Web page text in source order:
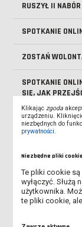
RUSZYŁ II
SPOTKANIE
ZOSTAŃ
SPOTKANIE
SIĘ, JAK
TRWA
UROCZYSTE
TECHNOLOGII
Klikajączgoda
urządzeniu.
niezbędnych do
prywatności.
Niezbędne pliki
Te pliki cookie
wyłączyć. Służą
użytkownika.
te pliki cookie,